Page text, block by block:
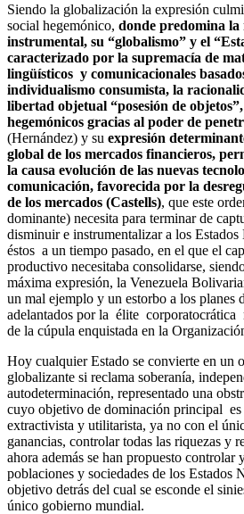
Siendo la globalización la expresión
social hegemónico, donde predomina
instrumental, su “globalismo” y el
caracterizado por la supremacía de
lingüísticos y comunicacionales
individualismo consumista, la
libertad objetual “posesión de
hegemónicos gracias al poder de
(Hernández) y su expresión
global de los mercados financieros,
la causa evolución de las nuevas
comunicación, favorecida por la
de los mercados (Castells), que este
dominante) necesita para terminar de
disminuir e instrumentalizar a los
éstos a un tiempo pasado, en el que el
productivo necesitaba consolidarse,
máxima expresión, la Venezuela
un mal ejemplo y un estorbo a los planes
adelantados por la élite corporatocrática
de la cúpula enquistada en la
Hoy cualquier Estado se convierte en un
globalizante si reclama soberanía,
autodeterminación, representado una
cuyo objetivo de dominación principal
extractivista y utilitarista, ya no con el
ganancias, controlar todas las riquezas y
ahora además se han propuesto controlar
poblaciones y sociedades de los Estados
objetivo detrás del cual se esconde el
único gobierno mundial.